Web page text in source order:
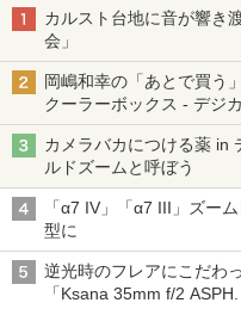
カルスト台地に音が響き
会」
岡嶋和幸の「あとで買う
クーラーボックス - デジ
カメラバカにつける薬 in
ルドズームと呼ぼう
「α7 IV」「α7 III」ズー
型に
逆光時のフレアにこだわ
「Ksana 35mm f/2